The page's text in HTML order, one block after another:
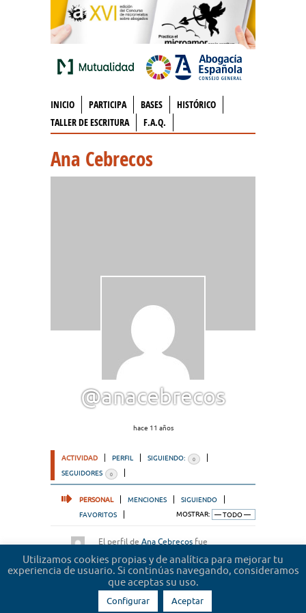
INICIO PARTICIPA BASES
HISTÓRICO
TALLER DE ESCRITURA
F.A.Q.
Ana Cebrecos
@anacebrecos
hace 11 años
ACTIVIDAD PERFIL SIGUIENDO: 0
SEGUIDORES 0
PERSONAL MENCIONES
SIGUIENDO
FAVORITOS
MOSTRAR:
El perfil de Ana Cebrecos fue
Utilizamos cookies propias y de analítica para mejorar tu
experiencia de usuario. Si continúas navegando, consideramos
que aceptas su uso.
Configurar Aceptar